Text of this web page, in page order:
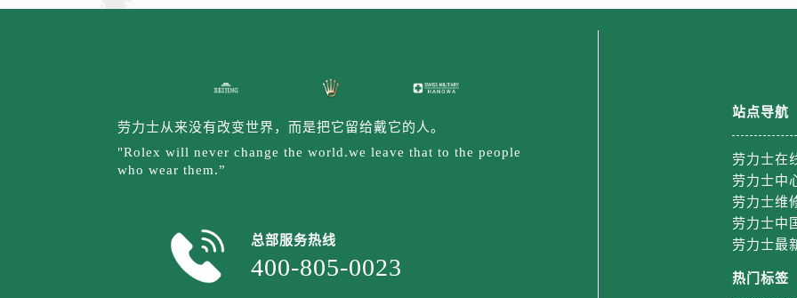
内蒙古自治区兴安盟市乌兰浩特市兴安大街劳力士售后服务中心（需提前预约）
山西省晋中市榆次区顺城街劳力士售后服务中心（需提前预约）
山西省吕梁市离石区永宁中路与建设街交叉口劳力士售后服务中心（需提前预约）
山西省朔州市朔城区怡西路与鄯阳西街交汇处劳力士售后服务中心（需提前预约）
山西省运城市盐湖区河东街劳力士售后服务中心（需提前预约）
山西省长治市潞州区英雄中路劳力士售后服务中心（需提前预约）
山西省太原市迎泽区迎泽街道解放路15号亨得利名表维修授权店3楼劳力士售后服务中心（需提前预
劳力士从来没有改变世界，而是把它留给戴它的人。
"Rolex will never change the world.we leave that to the people
who wear them.”
总部服务热线
400-805-0023
站点导航
劳力士在
劳力士中
劳力士维
劳力士中
劳力士最
热门标签